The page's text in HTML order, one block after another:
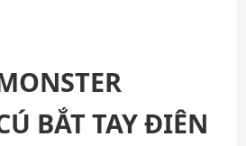
BẮT TAY ĐIÊN